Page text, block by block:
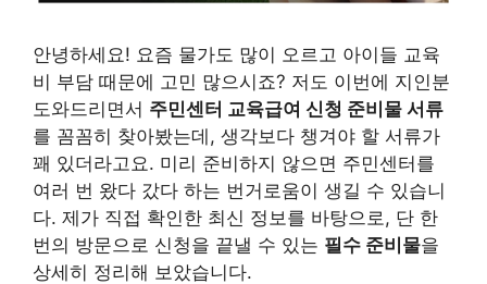
안녕하세요! 요즘 물가도 많이 오르고 아이들 교육
비 부담 때문에 고민 많으시죠? 저도 이번에 지인분
도와드리면서 주민센터 교육급여 신청 준비물 서류
를 꼼꼼히 찾아봤는데, 생각보다 챙겨야 할 서류가
꽤 있더라고요. 미리 준비하지 않으면 주민센터를
여러 번 왔다 갔다 하는 번거로움이 생길 수 있습니
다. 제가 직접 확인한 최신 정보를 바탕으로, 단 한
번의 방문으로 신청을 끝낼 수 있는 필수 준비물을
상세히 정리해 보았습니다.